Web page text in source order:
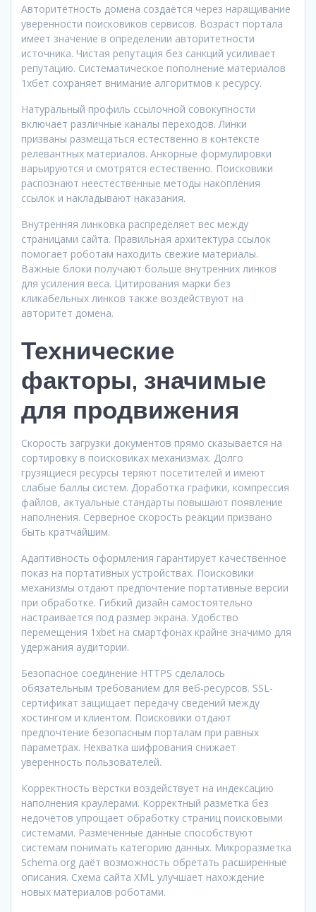
Авторитетность домена создаётся через наращивание
уверенности поисковиков сервисов. Возраст портала
имеет значение в определении авторитетности
источника. Чистая репутация без санкций усиливает
репутацию. Систематическое пополнение материалов
1хбет сохраняет внимание алгоритмов к ресурсу.
Натуральный профиль ссылочной совокупности
включает различные каналы переходов. Линки
призваны размещаться естественно в контексте
релевантных материалов. Анкорные формулировки
варьируются и смотрятся естественно. Поисковики
распознают неестественные методы накопления
ссылок и накладывают наказания.
Внутренняя линковка распределяет вес между
страницами сайта. Правильная архитектура ссылок
помогает роботам находить свежие материалы.
Важные блоки получают больше внутренних линков
для усиления веса. Цитирования марки без
кликабельных линков также воздействуют на
авторитет домена.
Технические
факторы, значимые
для продвижения
Скорость загрузки документов прямо сказывается на
сортировку в поисковиках механизмах. Долго
грузящиеся ресурсы теряют посетителей и имеют
слабые баллы систем. Доработка графики, компрессия
файлов, актуальные стандарты повышают появление
наполнения. Серверное скорость реакции призвано
быть кратчайшим.
Адаптивность оформления гарантирует качественное
показ на портативных устройствах. Поисковики
механизмы отдают предпочтение портативные версии
при обработке. Гибкий дизайн самостоятельно
настраивается под размер экрана. Удобство
перемещения 1xbet на смартфонах крайне значимо для
удержания аудитории.
Безопасное соединение HTTPS сделалось
обязательным требованием для веб-ресурсов. SSL-
сертификат защищает передачу сведений между
хостингом и клиентом. Поисковики отдают
предпочтение безопасным порталам при равных
параметрах. Нехватка шифрования снижает
уверенность пользователей.
Корректность вёрстки воздействует на индексацию
наполнения краулерами. Корректный разметка без
недочётов упрощает обработку страниц поисковыми
системами. Размеченные данные способствуют
системам понимать категорию данных. Микроразметка
Schema.org даёт возможность обретать расширенные
описания. Схема сайта XML улучшает нахождение
новых материалов роботами.